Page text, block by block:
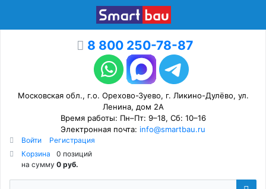
8 800 250-78-87
Московская обл., г.о. Орехово-Зуево, г. Ликино-Дулёво, ул.
Ленина, дом 2А
Время работы: Пн–Пт: 9–18, Сб: 10–16
Электронная почта: info@smartbau.ru
Войти
Регистрация
Корзина
0 позиций
на сумму 0 руб.